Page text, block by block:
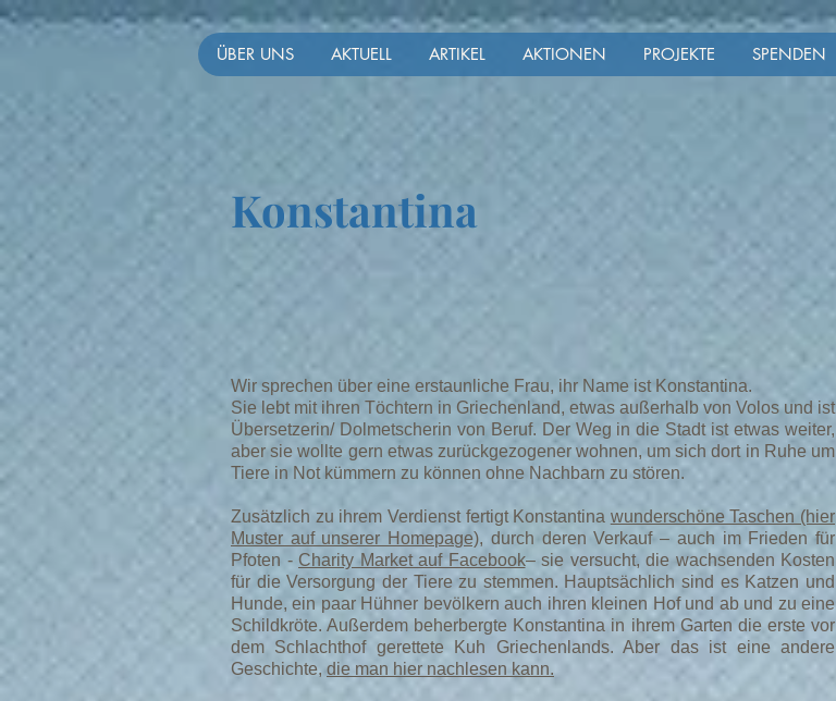
ÜBER UNS AKTUELL ARTIKEL AKTIONEN PROJEKTE SPENDEN
Konstantina
Wir sprechen über eine erstaunliche Frau, ihr Name ist Konstantina.
Sie lebt mit ihren Töchtern in Griechenland, etwas außerhalb von Volos und ist
Übersetzerin/ Dolmetscherin von Beruf. Der Weg in die Stadt ist etwas weiter,
aber sie wollte gern etwas zurückgezogener wohnen, um sich dort in Ruhe um
Tiere in Not kümmern zu können ohne Nachbarn zu stören.
Zusätzlich zu ihrem Verdienst fertigt Konstantina wunderschöne Taschen (hier
Muster auf unserer Homepage), durch deren Verkauf – auch im Frieden für
Pfoten - Charity Market auf Facebook– sie versucht, die wachsenden Kosten
für die Versorgung der Tiere zu stemmen. Hauptsächlich sind es Katzen und
Hunde, ein paar Hühner bevölkern auch ihren kleinen Hof und ab und zu eine
Schildkröte. Außerdem beherbergte Konstantina in ihrem Garten die erste vor
dem Schlachthof gerettete Kuh Griechenlands. Aber das ist eine andere
Geschichte, die man hier nachlesen kann.